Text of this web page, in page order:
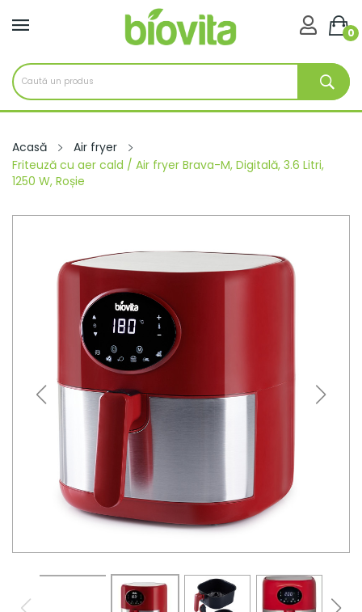
0

Acasă
Air fryer
Friteuză cu aer cald / Air fryer Brava-M, Digitală, 3.6 Litri,
1250 W, Roșie